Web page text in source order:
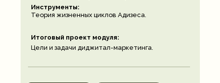
Инструменты:
Теория жизненных циклов Адизеса.
Итоговый проект модуля:
Цели и задачи диджитал-маркетинга.